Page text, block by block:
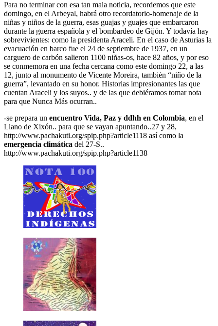
Para no terminar con esa tan mala noticia, recordemos que este
domingo, en el Arbeyal, habrá otro recordatorio-homenaje de la
niñas y niños de la guerra, esas guajas y guajes que embarcaron
durante la guerra española y el bombardeo de Gijón. Y todavía hay
sobrevivientes: como la presidenta Araceli. En el caso de Asturias la
evacuación en barco fue el 24 de septiembre de 1937, en un
carguero de carbón salieron 1100 niñas-os, hace 82 años, y por eso
se conmemora en una fecha cercana como este domingo 22, a las
12, junto al monumento de Vicente Moreira, también “niño de la
guerra”, levantado en su honor. Historias impresionantes las que
cuentan Araceli y los suyos.. y de las que debiéramos tomar nota
para que Nunca Más ocurran..
-se prepara un encuentro Vida, Paz y ddhh en Colombia, en el
Llano de Xixón.. para que se vayan apuntando..27 y 28,
http://www.pachakuti.org/spip.php?article1118 así como la
emergencia climática del 27-S..
http://www.pachakuti.org/spip.php?article1138